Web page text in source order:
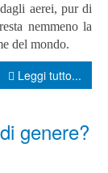
aerei, pur di
nemmeno la
del mondo.
Leggi tutto...
genere?